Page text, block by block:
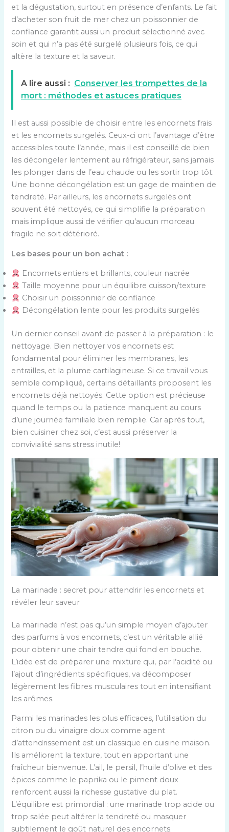
et la dégustation, surtout en présence d’enfants. Le fait
d’acheter son fruit de mer chez un poissonnier de
confiance garantit aussi un produit sélectionné avec
soin et qui n’a pas été surgelé plusieurs fois, ce qui
altère la texture et la saveur.
A lire aussi : Conserver les trompettes de la
mort : méthodes et astuces pratiques
Il est aussi possible de choisir entre les encornets frais
et les encornets surgelés. Ceux-ci ont l’avantage d’être
accessibles toute l’année, mais il est conseillé de bien
les décongeler lentement au réfrigérateur, sans jamais
les plonger dans de l’eau chaude ou les sortir trop tôt.
Une bonne décongélation est un gage de maintien de
tendreté. Par ailleurs, les encornets surgelés ont
souvent été nettoyés, ce qui simplifie la préparation
mais implique aussi de vérifier qu’aucun morceau
fragile ne soit détérioré.
Les bases pour un bon achat :
Encornets entiers et brillants, couleur nacrée
Taille moyenne pour un équilibre cuisson/texture
Choisir un poissonnier de confiance
Décongélation lente pour les produits surgelés
Un dernier conseil avant de passer à la préparation : le
nettoyage. Bien nettoyer vos encornets est
fondamental pour éliminer les membranes, les
entrailles, et la plume cartilagineuse. Si ce travail vous
semble compliqué, certains détaillants proposent les
encornets déjà nettoyés. Cette option est précieuse
quand le temps ou la patience manquent au cours
d’une journée familiale bien remplie. Car après tout,
bien cuisiner chez soi, c’est aussi préserver la
convivialité sans stress inutile!
La marinade : secret pour attendrir les encornets et
révéler leur saveur
La marinade n’est pas qu’un simple moyen d’ajouter
des parfums à vos encornets, c’est un véritable allié
pour obtenir une chair tendre qui fond en bouche.
L’idée est de préparer une mixture qui, par l’acidité ou
l’ajout d’ingrédients spécifiques, va décomposer
légèrement les fibres musculaires tout en intensifiant
les arômes.
Parmi les marinades les plus efficaces, l’utilisation du
citron ou du vinaigre doux comme agent
d’attendrissement est un classique en cuisine maison.
Ils améliorent la texture, tout en apportant une
fraîcheur bienvenue. L’ail, le persil, l’huile d’olive et des
épices comme le paprika ou le piment doux
renforcent aussi la richesse gustative du plat.
L’équilibre est primordial : une marinade trop acide ou
trop salée peut altérer la tendreté ou masquer
subtilement le goût naturel des encornets.